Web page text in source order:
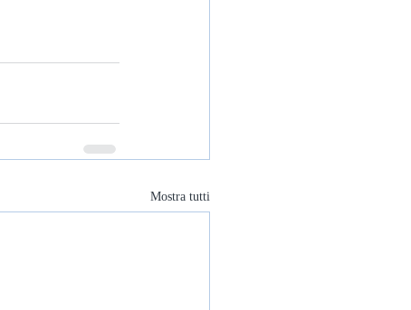
Mostra tutti